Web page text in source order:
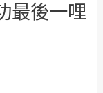
最後一哩